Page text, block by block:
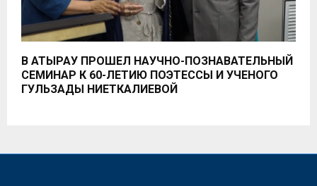
В АТЫРАУ ПРОШЕЛ НАУЧНО-ПОЗНАВАТЕЛЬНЫЙ
СЕМИНАР К 60-ЛЕТИЮ ПОЭТЕССЫ И УЧЕНОГО
ГУЛЬЗАДЫ НИЕТКАЛИЕВОЙ